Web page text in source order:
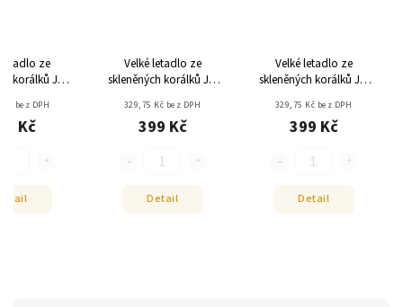
ze
korálků JM
bez DPH
Kč
Velké letadlo ze
skleněných korálků JM
329,75 Kč bez DPH
399 Kč
Detail
Velké letadlo ze
skleněných korálků JM
329,75 Kč bez DPH
399 Kč
Detail